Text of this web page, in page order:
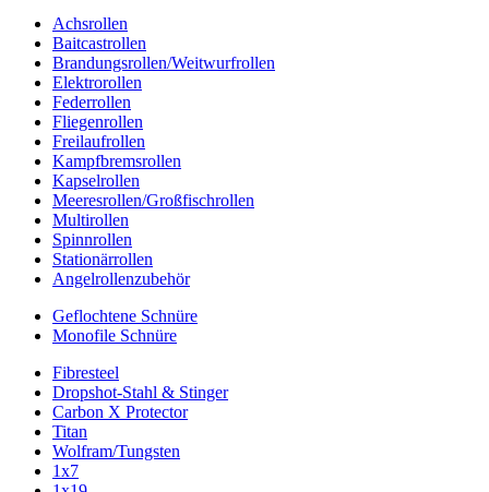
Achsrollen
Baitcastrollen
Brandungsrollen/Weitwurfrollen
Elektrorollen
Federrollen
Fliegenrollen
Freilaufrollen
Kampfbremsrollen
Kapselrollen
Meeresrollen/Großfischrollen
Multirollen
Spinnrollen
Stationärrollen
Angelrollenzubehör
Geflochtene Schnüre
Monofile Schnüre
Fibresteel
Dropshot-Stahl & Stinger
Carbon X Protector
Titan
Wolfram/Tungsten
1x7